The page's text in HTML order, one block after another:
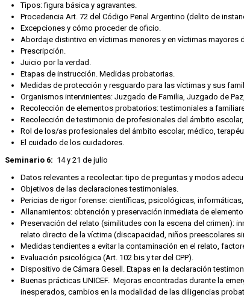
Tipos: figura básica y agravantes.
Procedencia Art. 72 del Código Penal Argentino (delito de
Excepciones y cómo proceder de oficio.
Abordaje distintivo en víctimas menores y en víctimas mayores
Prescripción.
Juicio por la verdad.
Etapas de instrucción. Medidas probatorias.
Medidas de protección y resguardo para las víctimas y sus
Organismos intervinientes: Juzgado de Familia, Juzgado de
Recolección de elementos probatorios: testimoniales a
Recolección de testimonio de profesionales del ámbito
Rol de los/as profesionales del ámbito escolar, médico,
El cuidado de los cuidadores.
Seminario 6: 14 y 21 de julio
Datos relevantes a recolectar: tipo de preguntas y modos
Objetivos de las declaraciones testimoniales.
Pericias de rigor forense: científicas, psicológicas,
Allanamientos: obtención y preservación inmediata de
Preservación del relato (similitudes con la escena del crimen):
relato directo de la víctima (discapacidad, niños preescolares
Medidas tendientes a evitar la contaminación en el relato,
Evaluación psicológica (Art. 102 bis y ter del CPP).
Dispositivo de Cámara Gesell. Etapas en la declaración
Buenas prácticas UNICEF. Mejoras encontradas durante la
inesperados, cambios en la modalidad de las diligencias